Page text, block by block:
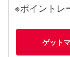
※ポイントレ
ゲット